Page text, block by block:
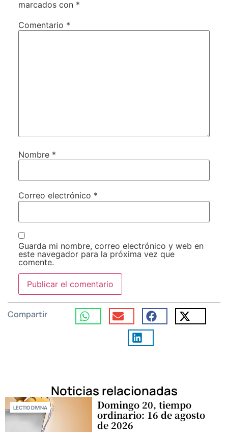
marcados con *
Comentario *
Nombre *
Correo electrónico *
Guarda mi nombre, correo electrónico y web en
este navegador para la próxima vez que
comente.
Compartir
Noticias relacionadas
LECTIO DIVINA Domingo 20, tiempo
ordinario: 16 de agosto
de 2026